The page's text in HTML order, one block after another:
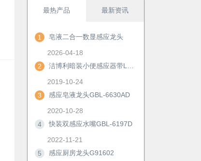
最热产品 最新资讯
1 皂液二合一数显感应龙头
2026-04-18
2
2019-10-24
3
感应皂液龙头GBL-6630AD
2020-10-28
4
快装双感应水嘴GBL-6197D
2022-11-21
5
感应厨房龙头G91602